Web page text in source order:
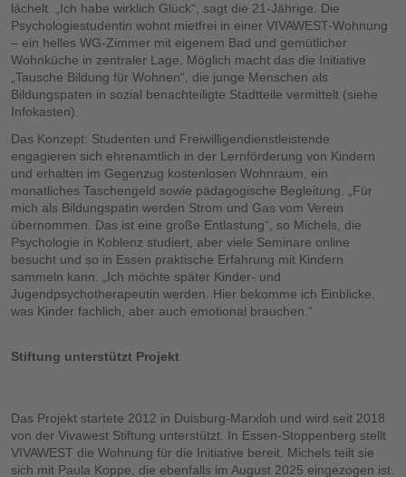
lächelt. „Ich habe wirklich Glück“, sagt die 21-Jährige. Die
Psychologiestudentin wohnt mietfrei in einer VIVAWEST-Wohnung
– ein helles WG-Zimmer mit eigenem Bad und gemütlicher
Wohnküche in zentraler Lage. Möglich macht das die Initiative
„Tausche Bildung für Wohnen“, die junge Menschen als
Bildungspaten in sozial benachteiligte Stadtteile vermittelt (siehe
Infokasten).
Das Konzept: Studenten und Freiwilligendienstleistende
engagieren sich ehrenamtlich in der Lernförderung von Kindern
und erhalten im Gegenzug kostenlosen Wohnraum, ein
monatliches Taschengeld sowie pädagogische Begleitung. „Für
mich als Bildungspatin werden Strom und Gas vom Verein
übernommen. Das ist eine große Entlastung“, so Michels, die
Psychologie in Koblenz studiert, aber viele Seminare online
besucht und so in Essen praktische Erfahrung mit Kindern
sammeln kann. „Ich möchte später Kinder- und
Jugendpsychotherapeutin werden. Hier bekomme ich Einblicke,
was Kinder fachlich, aber auch emotional brauchen.“
Stiftung unterstützt Projekt
Das Projekt startete 2012 in Duisburg-Marxloh und wird seit 2018
von der Vivawest Stiftung unterstützt. In Essen-Stoppenberg stellt
VIVAWEST die Wohnung für die Initiative bereit. Michels teilt sie
sich mit Paula Koppe, die ebenfalls im August 2025 eingezogen ist.